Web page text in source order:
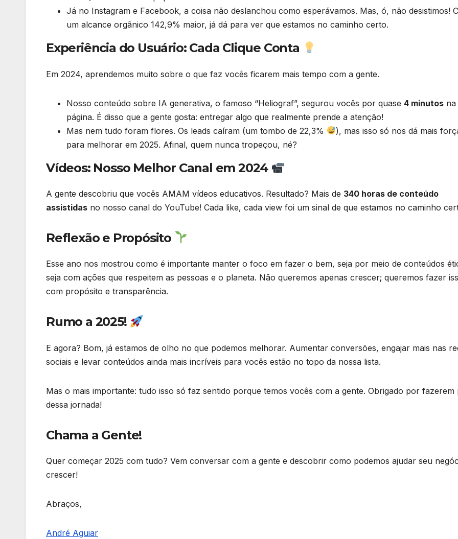
Já no Instagram e Facebook, a coisa não deslanchou como esperávamos. Mas, ó, não desistimos!
um alcance orgânico 142,9% maior, já dá para ver que estamos no caminho certo.
Experiência do Usuário: Cada Clique Conta
Em 2024, aprendemos muito sobre o que faz vocês ficarem mais tempo com a gente.
Nosso conteúdo sobre IA generativa, o famoso “Heliograf”, segurou vocês por quase 4 minutos na
página. É disso que a gente gosta: entregar algo que realmente prende a atenção!
Mas nem tudo foram flores. Os leads caíram (um tombo de 22,3%
), mas isso só nos dá mais
para melhorar em 2025. Afinal, quem nunca tropeçou, né?
Vídeos: Nosso Melhor Canal em 2024
A gente descobriu que vocês AMAM vídeos educativos. Resultado? Mais de 340 horas de conteúdo
assistidas no nosso canal do YouTube! Cada like, cada view foi um sinal de que estamos no caminho
Reflexão e Propósito
Esse ano nos mostrou como é importante manter o foco em fazer o bem, seja por meio de conteúdos
seja com ações que respeitem as pessoas e o planeta. Não queremos apenas crescer; queremos fazer
com propósito e transparência.
Rumo a 2025!
E agora? Bom, já estamos de olho no que podemos melhorar. Aumentar conversões, engajar mais nas
sociais e levar conteúdos ainda mais incríveis para vocês estão no topo da nossa lista.
Mas o mais importante: tudo isso só faz sentido porque temos vocês com a gente. Obrigado por fazerem
dessa jornada!
Chama a Gente!
Quer começar 2025 com tudo? Vem conversar com a gente e descobrir como podemos ajudar seu
crescer!
Abraços,
André Aguiar